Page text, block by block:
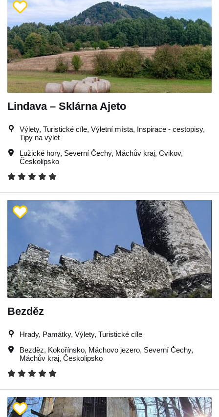
Lindava – Sklárna Ajeto
Výlety, Turistické cíle, Výletní místa, Inspirace - cestopisy,
Tipy na výlet
Lužické hory, Severní Čechy, Máchův kraj, Cvikov,
Českolipsko
Bezděz
Hrady, Památky, Výlety, Turistické cíle
Bezděz, Kokořínsko, Máchovo jezero, Severní Čechy,
Máchův kraj, Českolipsko